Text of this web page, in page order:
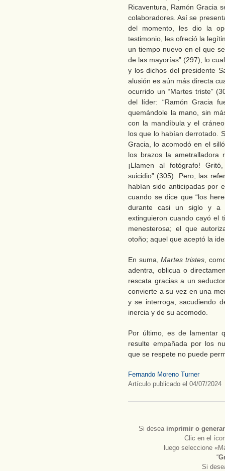
Ricaventura, Ramón Gracia
colaboradores. Así se
del momento, les dio la
testimonio, les ofreció la
un tiempo nuevo en el que
de las mayorías” (297); lo
y los dichos del presidente
alusión es aún más directa
ocurrido un “Martes triste”
del líder: “Ramón Gracia
quemándole la mano, sin
con la mandíbula y el
los que lo habían derrotado.
Gracia, lo acomodó en el
los brazos la
¡Llamen al fotógrafo!
suicidio” (305). Pero, las
habían sido anticipadas por
cuando se dice que “los
durante casi un siglo y a
extinguieron cuando cayó el
menesterosa; el que
otoño; aquel que aceptó la
En suma, Martes tristes ,
adentra, oblicua o
rescata gracias a un
convierte a su vez en una
y se interroga, sacudiendo
inercia y de su acomodo.
Por último, es de lamentar
resulte empañada por los
que se respete no puede
Fernando Moreno Turner
Artículo publicado el 04/07/2024
Si desea imprimir o
Clic en el
luego seleccione
“
Si